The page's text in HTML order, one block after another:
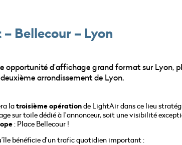
Bellecour – Lyon
opportunité d’affichage grand format sur Lyon,
arrondissement de Lyon.
latroisième opérationde LightAir dans ce lieu
sur toile dédié à l’annonceur, soit une visibilité
: Place Bellecour !
bénéficie d’un trafic quotidien important :